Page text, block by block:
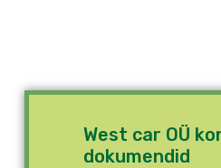
West car OÜ
dokumendid